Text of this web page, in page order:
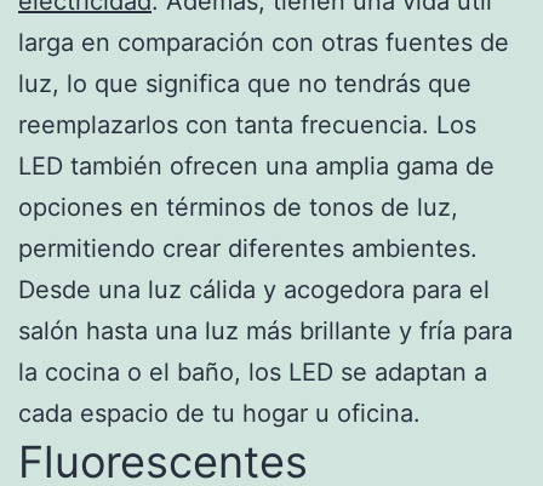
larga en comparación con otras fuentes de
luz, lo que significa que no tendrás que
reemplazarlos con tanta frecuencia. Los
LED también ofrecen una amplia gama de
opciones en términos de tonos de luz,
permitiendo crear diferentes ambientes.
Desde una luz cálida y acogedora para el
salón hasta una luz más brillante y fría para
la cocina o el baño, los LED se adaptan a
cada espacio de tu hogar u oficina.
Fluorescentes